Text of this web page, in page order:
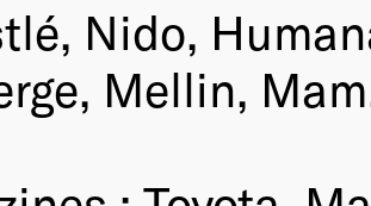
Nido,
Mellin,